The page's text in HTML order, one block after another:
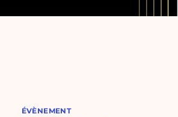
ÉVÈNEMENT